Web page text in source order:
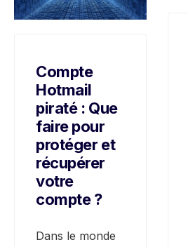
Compte
Hotmail
piraté : Que
faire pour
protéger et
récupérer
votre
compte ?
Dans le monde